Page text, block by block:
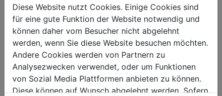
packaging width in mm 300
packaging length in mm 400
general data
EAN code 9120058374173
PU in pieces 5
Diese Website nutzt Cookies. Einige Cookies sind
für eine gute Funktion der Website notwendig und
können daher vom Besucher nicht abgelehnt
werden, wenn Sie diese Website besuchen möchten.
Andere Cookies werden von Partnern zu
Analysezwecken verwendet, oder um Funktionen
von Sozial Media Plattformen anbieten zu können.
Diese können auf Wunsch abgelehnt werden. Sofern